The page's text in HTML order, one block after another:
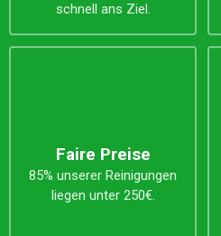
schnell ans Ziel.
Faire Preise
85% unserer Reinigungen
liegen unter 250€.